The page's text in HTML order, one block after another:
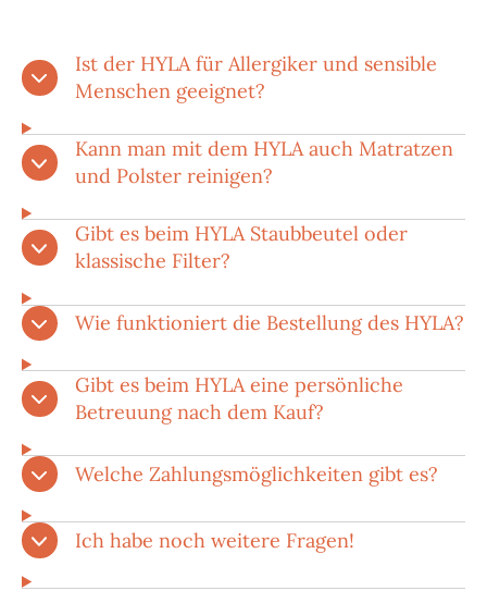
Ist der HYLA für Allergiker und sensible
Menschen geeignet?
Kann man mit dem HYLA auch Matratzen
und Polster reinigen?
Gibt es beim HYLA Staubbeutel oder
klassische Filter?
Wie funktioniert die Bestellung des HYLA?
Gibt es beim HYLA eine persönliche
Betreuung nach dem Kauf?
Welche Zahlungsmöglichkeiten gibt es?
Ich habe noch weitere Fragen!